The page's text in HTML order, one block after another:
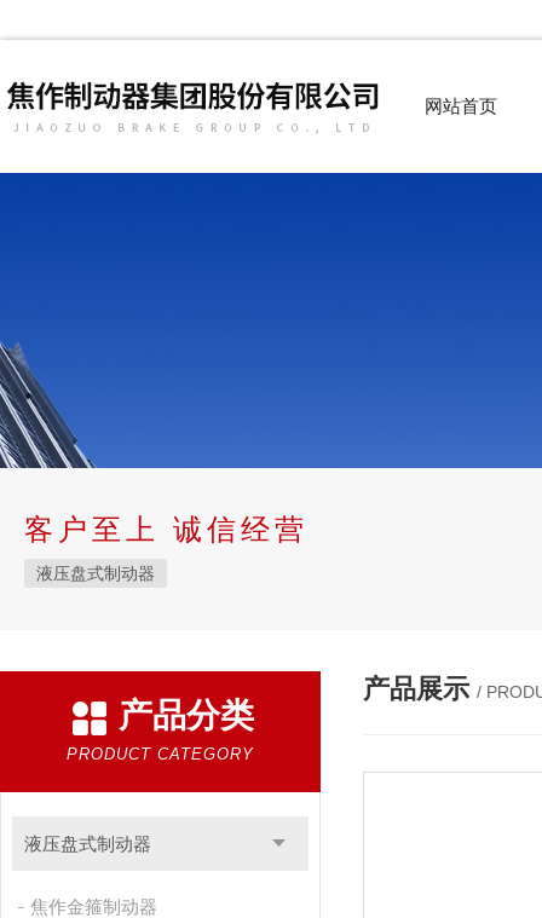
网站首页
客户至上 诚信经营
液压盘式制动器
产品分类
PRODUCT CATEGORY
液压盘式制动器
焦作金箍制动器
产品展示 /